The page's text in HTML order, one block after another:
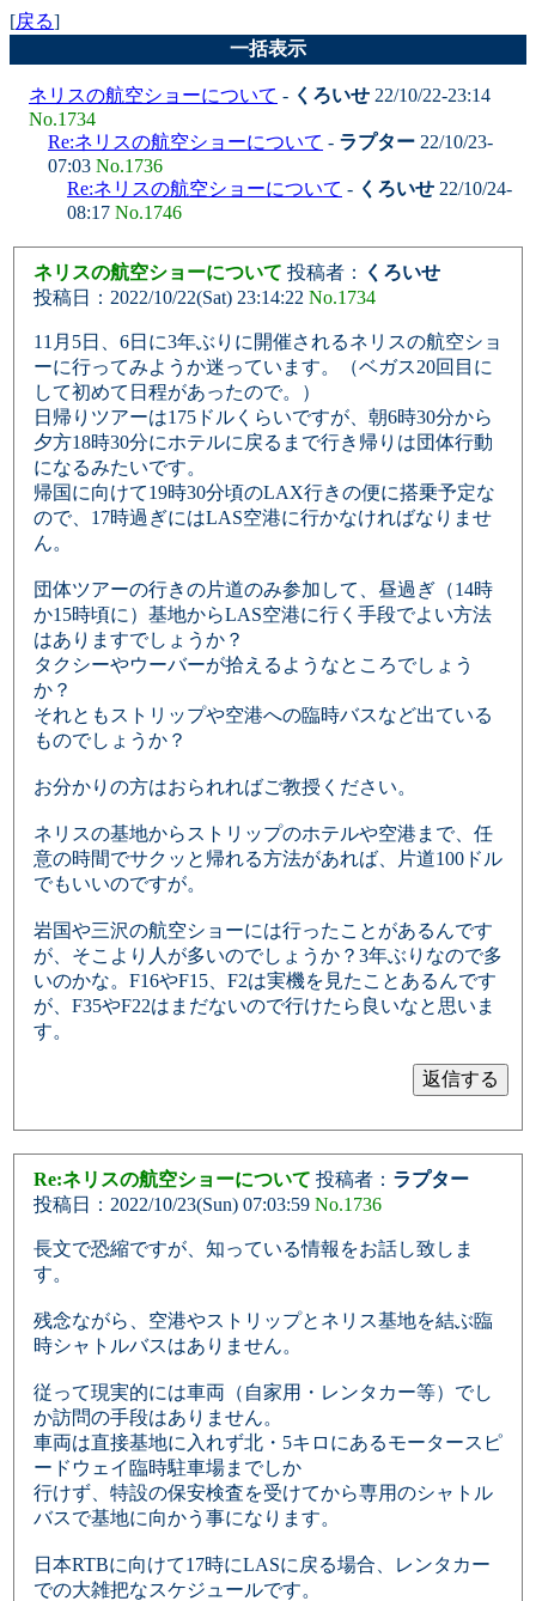
[戻る]
一括表示
ネリスの航空ショーについて - くろいせ 22/10/22-23:14
No.1734
Re:ネリスの航空ショーについて - ラプター 22/10/23-
07:03 No.1736
Re:ネリスの航空ショーについて - くろいせ 22/10/24-
08:17 No.1746
ネリスの航空ショーについて 投稿者：
くろいせ
投稿日：2022/10/22(Sat) 23:14:22 No.1734
11月5日、6日に3年ぶりに開催されるネリスの航空ショ
ーに行ってみようか迷っています。（ベガス20回目に
して初めて日程があったので。）
日帰りツアーは175ドルくらいですが、朝6時30分から
夕方18時30分にホテルに戻るまで行き帰りは団体行動
になるみたいです。
帰国に向けて19時30分頃のLAX行きの便に搭乗予定な
ので、17時過ぎにはLAS空港に行かなければなりませ
ん。
団体ツアーの行きの片道のみ参加して、昼過ぎ（14時
か15時頃に）基地からLAS空港に行く手段でよい方法
はありますでしょうか？
タクシーやウーバーが拾えるようなところでしょう
か？
それともストリップや空港への臨時バスなど出ている
ものでしょうか？
お分かりの方はおられればご教授ください。
ネリスの基地からストリップのホテルや空港まで、任
意の時間でサクッと帰れる方法があれば、片道100ドル
でもいいのですが。
岩国や三沢の航空ショーには行ったことがあるんです
が、そこより人が多いのでしょうか？3年ぶりなので多
いのかな。F16やF15、F2は実機を見たことあるんです
が、F35やF22はまだないので行けたら良いなと思いま
す。
Re:ネリスの航空ショーについて 投稿者： ラプター
投稿日：2022/10/23(Sun) 07:03:59 No.1736
長文で恐縮ですが、知っている情報をお話し致しま
す。
残念ながら、空港やストリップとネリス基地を結ぶ臨
時シャトルバスはありません。
従って現実的には車両（自家用・レンタカー等）でし
か訪問の手段はありません。
車両は直接基地に入れず北・5キロにあるモータースピ
ードウェイ臨時駐車場までしか
行けず、特設の保安検査を受けてから専用のシャトル
バスで基地に向かう事になります。
日本RTBに向けて17時にLASに戻る場合、レンタカー
での大雑把なスケジュールです。